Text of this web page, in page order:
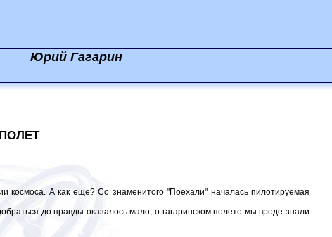
Юрий Гагарин
А как еще? Со знаменитого "Поехали" началась пилотируемая
до правды оказалось мало, о гагаринском полете мы вроде знали